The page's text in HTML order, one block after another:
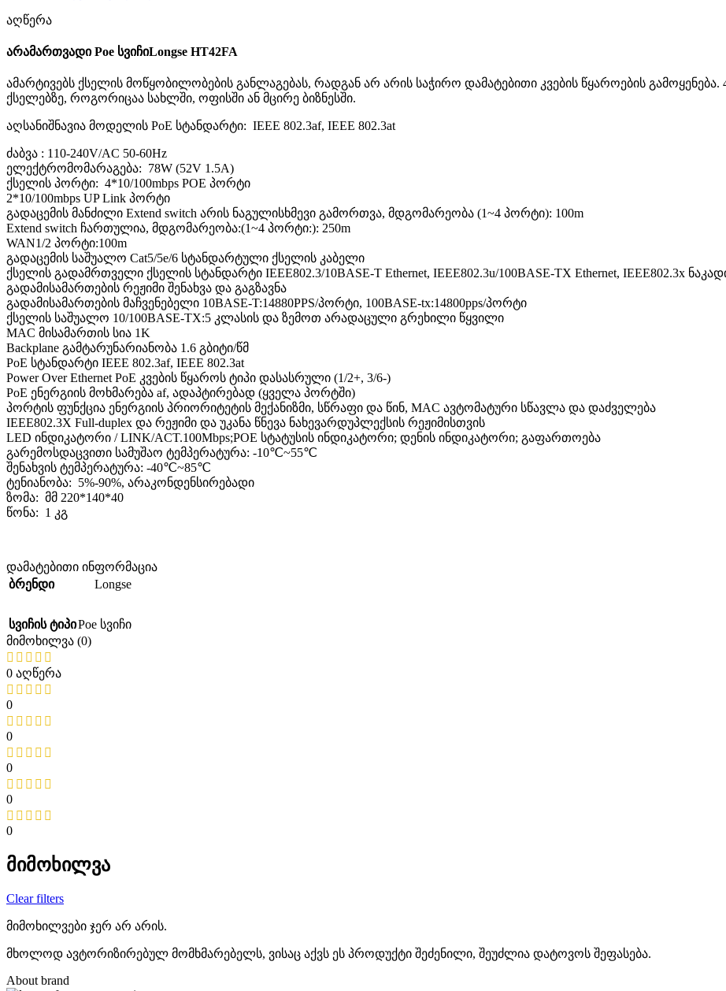
აღწერა
არამართვადი Poe სვიჩიLongse HT42FA
ამარტივებს ქსელის მოწყობილობების განლაგებას, რადგან არ არის საჭირო დამატებითი კვების წყაროების
ქსელებზე, როგორიცაა სახლში, ოფისში ან მცირე ბიზნესში.
აღსანიშნავია მოდელის PoE სტანდარტი: IEEE 802.3af, IEEE 802.3at
ძაბვა : 110-240V/AC 50-60Hz
ელექტრომომარაგება: 78W (52V 1.5A)
ქსელის პორტი: 4*10/100mbps POE პორტი
2*10/100mbps UP Link პორტი
გადაცემის მანძილი Extend switch არის ნაგულისხმევი გამორთვა, მდგომარეობა (1~4 პორტი): 100m
Extend switch ჩართულია, მდგომარეობა:(1~4 პორტი:): 250m
WAN1/2 პორტი:100m
გადაცემის საშუალო Cat5/5e/6 სტანდარტული ქსელის კაბელი
ქსელის გადამრთველი ქსელის სტანდარტი IEEE802.3/10BASE-T Ethernet, IEEE802.3u/100BASE-TX Ethernet, IEEE802.3x
გადამისამართების რეჟიმი შენახვა და გაგზავნა
გადამისამართების მაჩვენებელი 10BASE-T:14880PPS/პორტი, 100BASE-tx:14800pps/პორტი
ქსელის საშუალო 10/100BASE-TX:5 კლასის და ზემოთ არადაცული გრეხილი წყვილი
MAC მისამართის სია 1K
Backplane გამტარუნარიანობა 1.6 გბიტი/წმ
PoE სტანდარტი IEEE 802.3af, IEEE 802.3at
Power Over Ethernet PoE კვების წყაროს ტიპი დასასრული (1/2+, 3/6-)
PoE ენერგიის მოხმარება af, ადაპტირებად (ყველა პორტში)
პორტის ფუნქცია ენერგიის პრიორიტეტის მექანიზმი, სწრაფი და წინ, MAC ავტომატური სწავლა და დაძველება
IEEE802.3X Full-duplex და რეჟიმი და უკანა წნევა ნახევარდუპლექსის რეჟიმისთვის
LED ინდიკატორი / LINK/ACT.100Mbps;POE სტატუსის ინდიკატორი; დენის ინდიკატორი; გაფართოება
გარემოსდაცვითი სამუშაო ტემპერატურა: -10℃~55℃
შენახვის ტემპერატურა: -40℃~85℃
ტენიანობა: 5%-90%, არაკონდენსირებადი
ზომა: მმ 220*140*40
წონა: 1 კგ
დამატებითი ინფორმაცია
ბრენდი
Longse
სვიჩის ტიპიPoe სვიჩი
მიმოხილვა (0)
0 აღწერა
0
0
0
0
0
მიმოხილვა
Clear filters
მიმოხილვები ჯერ არ არის.
მხოლოდ ავტორიზირებულ მომხმარებელს, ვისაც აქვს ეს პროდუქტი შეძენილი, შეუძლია დატოვოს შეფასება.
About brand